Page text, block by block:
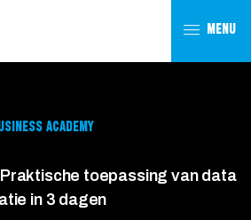
MENU
ACADEMY
toepassing van data
in 3 dagen